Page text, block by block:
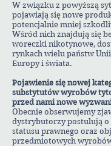
W związku z powyższą
pojawiają się nowe
potencjalnie mniej
Wśród nich znajdują się
woreczki nikotynowe,
rynkach wielu państw
Europy i świata.
Pojawienie się nowej
substytutów wyrobów
przed nami nowe
Obecnie obserwujemy
dystrybutorzy postulują o
statusu prawnego oraz
przedmiotowych